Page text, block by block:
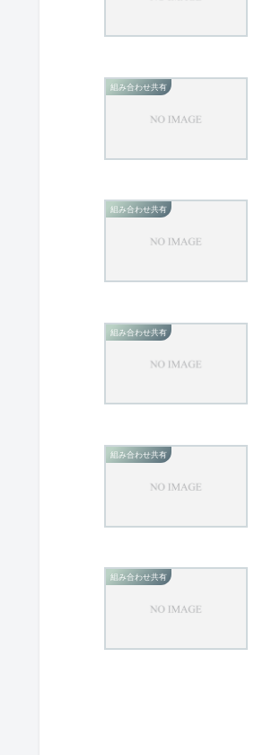
組み合わせ共有
組み合わせ共有
組み合わせ共有
組み合わせ共有
組み合わせ共有